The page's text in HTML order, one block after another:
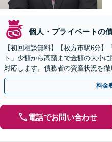
個人・プライベートの
【初回相談無料】【枚方市駅6分
ト」少額から高額まで金額の大小
対応します。債務者の資産状況を
手続きまで最適な回収方法をご提
料金
電話でお問い合わせ